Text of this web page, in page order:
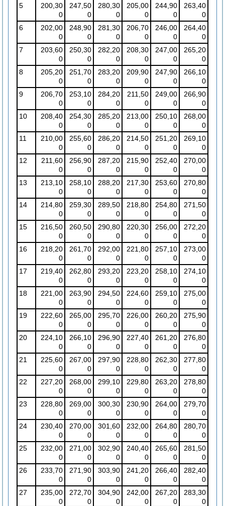
5
200,30
0
247,50
0
280,30
0
205,00
0
244,90
0
263,40
0
6
202,00
0
248,90
0
281,30
0
206,70
0
246,00
0
264,40
0
7
203,60
0
250,30
0
282,20
0
208,30
0
247,00
0
265,20
0
8
205,20
0
251,70
0
283,20
0
209,90
0
247,90
0
266,10
0
9
206,70
0
253,10
0
284,20
0
211,50
0
249,00
0
266,90
0
10
208,40
0
254,30
0
285,20
0
213,00
0
250,10
0
268,00
0
11
210,00
0
255,60
0
286,20
0
214,50
0
251,20
0
269,10
0
12
211,60
0
256,90
0
287,20
0
215,90
0
252,40
0
270,00
0
13
213,10
0
258,10
0
288,20
0
217,30
0
253,60
0
270,80
0
14
214,80
0
259,30
0
289,50
0
218,80
0
254,80
0
271,50
0
15
216,50
0
260,50
0
290,80
0
220,30
0
256,00
0
272,20
0
16
218,20
0
261,70
0
292,00
0
221,80
0
257,10
0
273,00
0
17
219,40
0
262,80
0
293,20
0
223,20
0
258,10
0
274,10
0
18
221,00
0
263,90
0
294,50
0
224,60
0
259,10
0
275,00
0
19
222,60
0
265,00
0
295,70
0
226,00
0
260,20
0
275,90
0
20
224,10
0
266,10
0
296,90
0
227,40
0
261,20
0
276,80
0
21
225,60
0
267,00
0
297,90
0
228,80
0
262,30
0
277,80
0
22
227,20
0
268,00
0
299,10
0
229,80
0
263,20
0
278,80
0
23
228,80
0
269,00
0
300,30
0
230,90
0
264,00
0
279,70
0
24
230,40
0
270,00
0
301,60
0
232,00
0
264,80
0
280,70
0
25
232,00
0
271,00
0
302,90
0
240,40
0
265,60
0
281,50
0
26
233,70
0
271,90
0
303,90
0
241,20
0
266,40
0
282,40
0
27
235,00
0
272,70
0
304,90
0
242,00
0
267,20
0
283,30
0